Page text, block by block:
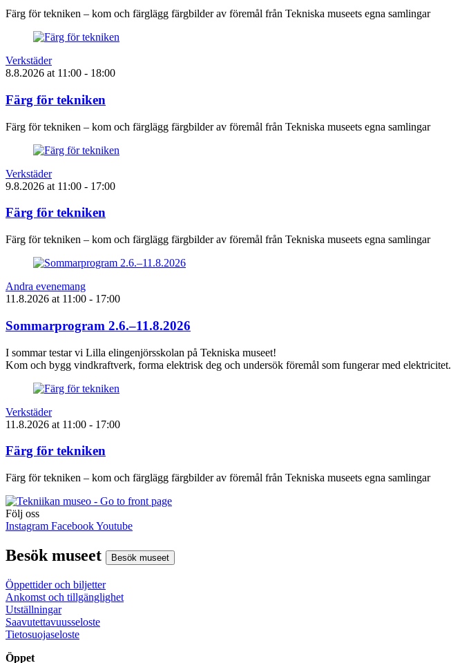
Färg för tekniken – kom och färglägg färgbilder av föremål från Tekniska museets egna samlingar
Verkstäder
8.8.2026 at 11:00 - 18:00
Färg för tekniken
Färg för tekniken – kom och färglägg färgbilder av föremål från Tekniska museets egna samlingar
Verkstäder
9.8.2026 at 11:00 - 17:00
Färg för tekniken
Färg för tekniken – kom och färglägg färgbilder av föremål från Tekniska museets egna samlingar
Andra evenemang
11.8.2026 at 11:00 - 17:00
Sommarprogram 2.6.–11.8.2026
I sommar testar vi Lilla elingenjörsskolan på Tekniska museet!
Kom och bygg vindkraftverk, forma elektrisk deg och undersök föremål som fungerar med elektricitet.
Verkstäder
11.8.2026 at 11:00 - 17:00
Färg för tekniken
Färg för tekniken – kom och färglägg färgbilder av föremål från Tekniska museets egna samlingar
Följ oss
Instagram FacebookYoutube
Besök museet Besök museet
Öppettider och biljetter
Ankomst och tillgänglighet
Utställningar
Saavutettavuusseloste
Tietosuojaseloste
Öppet